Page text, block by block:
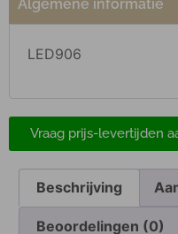
Algemene informatie
LED906
Vraag prijs-levertijden
Beschrijving
Beoordelingen (0)